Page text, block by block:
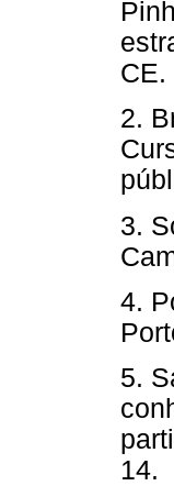
2.
3.
4.
5.
14.